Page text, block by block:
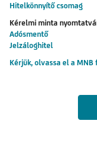
Hitelkönnyítő csomag
Kérelmi minta
Adósmentő
Jelzáloghitel
Kérjük, olvassa el a